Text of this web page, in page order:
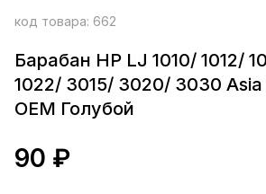
код товара: 662
Барабан HP LJ 1010/ 1012/
1022/ 3015/ 3020/ 3030 Asia
OEM Голубой
90 ₽